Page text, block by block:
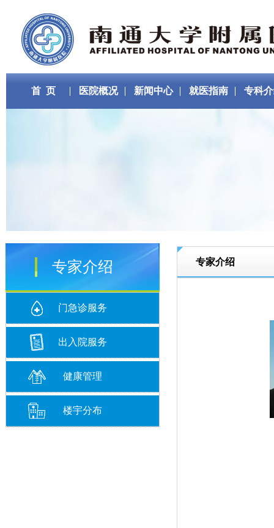
首 页 医院概况 新闻中心 就医指南 专科
专家介绍
门急诊服务
出入院服务
健康管理
楼宇分布
专家介绍